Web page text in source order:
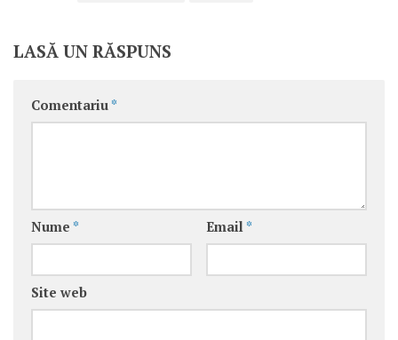
LASĂ UN RĂSPUNS
Comentariu *
Nume * Email *
Site web